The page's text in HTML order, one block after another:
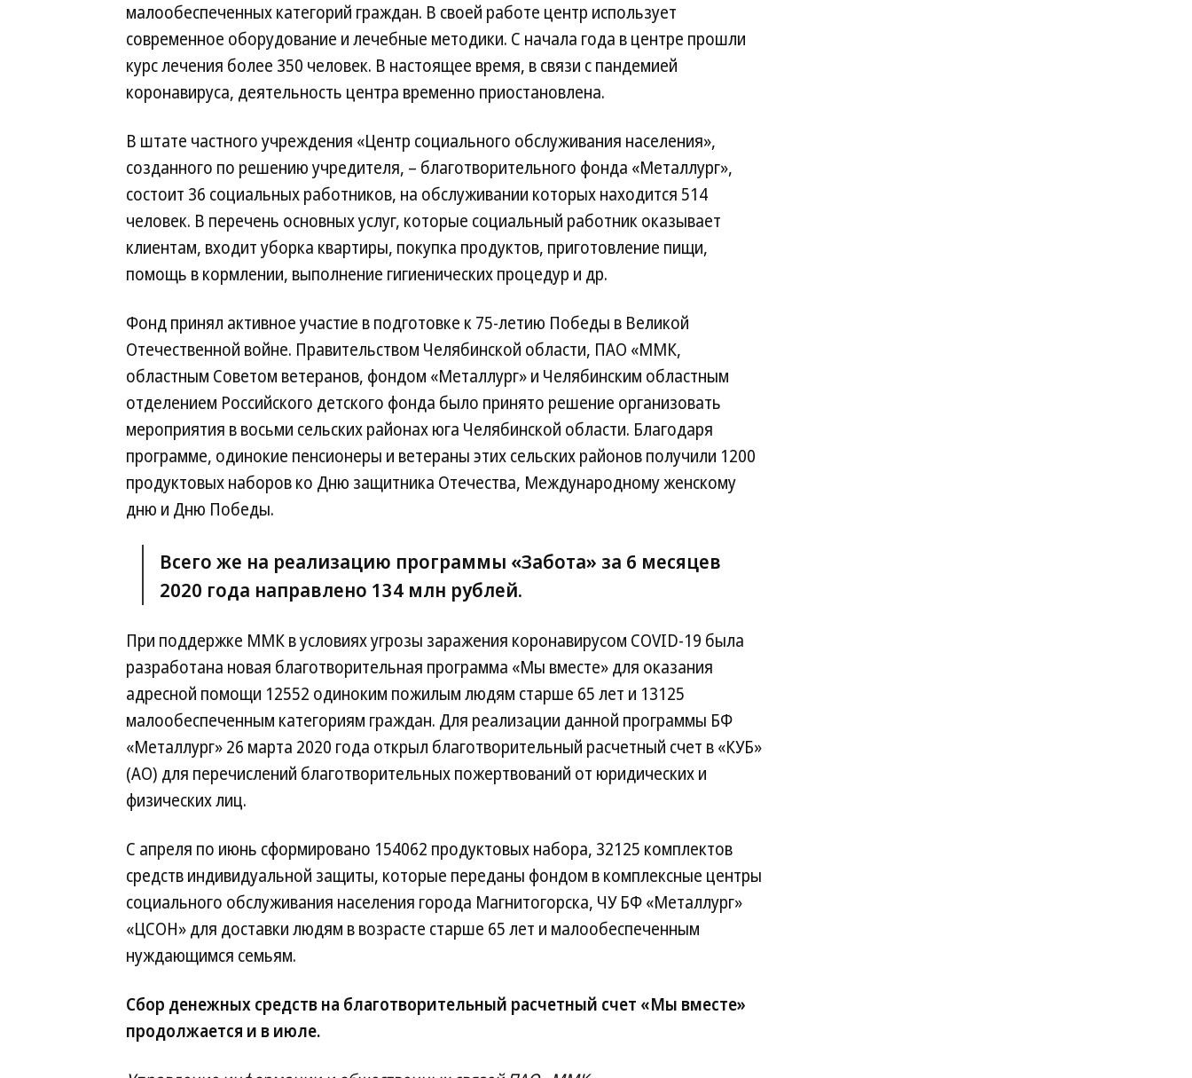
малообеспеченных категорий граждан. В своей работе центр использует
современное оборудование и лечебные методики. С начала года в центре прошли
курс лечения более 350 человек. В настоящее время, в связи с пандемией
коронавируса, деятельность центра временно приостановлена.
В штате частного учреждения «Центр социального обслуживания населения»,
созданного по решению учредителя, – благотворительного фонда «Металлург»,
состоит 36 социальных работников, на обслуживании которых находится 514
человек. В перечень основных услуг, которые социальный работник оказывает
клиентам, входит уборка квартиры, покупка продуктов, приготовление пищи,
помощь в кормлении, выполнение гигиенических процедур и др.
Фонд принял активное участие в подготовке к 75-летию Победы в Великой
Отечественной войне. Правительством Челябинской области, ПАО «ММК,
областным Советом ветеранов, фондом «Металлург» и Челябинским областным
отделением Российского детского фонда было принято решение организовать
мероприятия в восьми сельских районах юга Челябинской области. Благодаря
программе, одинокие пенсионеры и ветераны этих сельских районов получили 1200
продуктовых наборов ко Дню защитника Отечества, Международному женскому
дню и Дню Победы.
Всего же на реализацию программы «Забота» за 6 месяцев
2020 года направлено 134 млн рублей.
При поддержке ММК в условиях угрозы заражения коронавирусом COVID-19 была
разработана новая благотворительная программа «Мы вместе» для оказания
адресной помощи 12552 одиноким пожилым людям старше 65 лет и 13125
малообеспеченным категориям граждан. Для реализации данной программы БФ
«Металлург» 26 марта 2020 года открыл благотворительный расчетный счет в «КУБ»
(АО) для перечислений благотворительных пожертвований от юридических и
физических лиц.
С апреля по июнь сформировано 154062 продуктовых набора, 32125 комплектов
средств индивидуальной защиты, которые переданы фондом в комплексные центры
социального обслуживания населения города Магнитогорска, ЧУ БФ «Металлург»
«ЦСОН» для доставки людям в возрасте старше 65 лет и малообеспеченным
нуждающимся семьям.
Сбор денежных средств на благотворительный расчетный счет «Мы вместе»
продолжается и в июле.